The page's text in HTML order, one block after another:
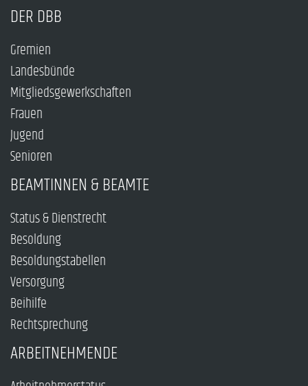
DER DBB
Gremien
Landesbünde
Mitgliedsgewerkschaften
Frauen
Jugend
Senioren
BEAMTINNEN & BEAMTE
Status & Dienstrecht
Besoldung
Besoldungstabellen
Versorgung
Beihilfe
Rechtsprechung
ARBEITNEHMENDE